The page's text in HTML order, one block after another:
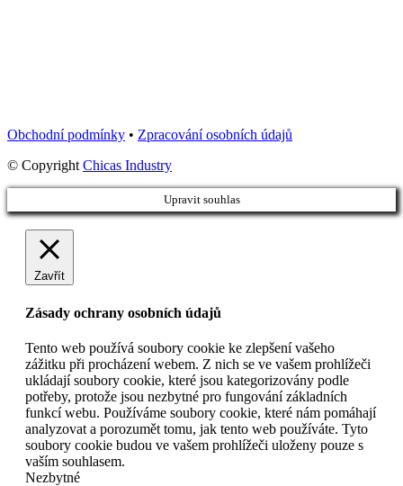
Obchodní podmínky • Zpracování osobních údajů
© CopyrightChicas Industry
Upravit souhlas
Zavřít
Zásady ochrany osobních údajů
Tento web používá soubory cookie ke zlepšení vašeho
zážitku při procházení webem. Z nich se ve vašem prohlížeči
ukládají soubory cookie, které jsou kategorizovány podle
potřeby, protože jsou nezbytné pro fungování základních
funkcí webu. Používáme soubory cookie, které nám pomáhají
analyzovat a porozumět tomu, jak tento web používáte. Tyto
soubory cookie budou ve vašem prohlížeči uloženy pouze s
vaším souhlasem.
Nezbytné